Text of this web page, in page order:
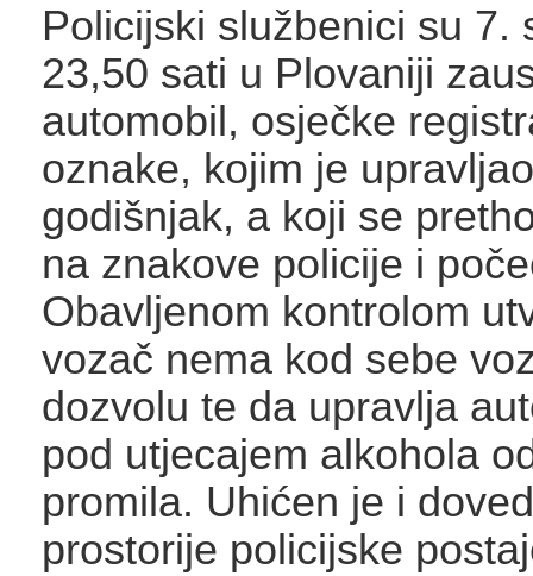
Policijski službenici su 7.
23,50 sati u Plovaniji
automobil, osječke
oznake, kojim je
godišnjak, a koji se
na znakove policije i
Obavljenom kontrolom
vozač nema kod sebe
dozvolu te da upravlja
pod utjecajem alkohola
promila. Uhićen je i
prostorije policijske